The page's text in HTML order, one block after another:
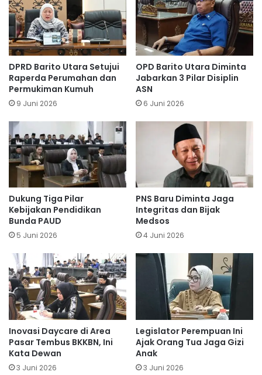
DPRD Barito Utara Setujui
Raperda Perumahan dan
Permukiman Kumuh
9 Juni 2026
OPD Barito Utara Diminta
Jabarkan 3 Pilar Disiplin
ASN
6 Juni 2026
Dukung Tiga Pilar
Kebijakan Pendidikan
Bunda PAUD
5 Juni 2026
PNS Baru Diminta Jaga
Integritas dan Bijak
Medsos
4 Juni 2026
Inovasi Daycare di Area
Pasar Tembus BKKBN, Ini
Kata Dewan
3 Juni 2026
Legislator Perempuan Ini
Ajak Orang Tua Jaga Gizi
Anak
3 Juni 2026